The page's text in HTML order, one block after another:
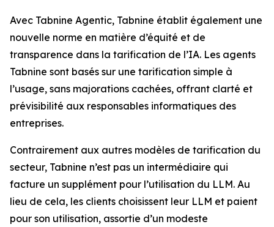
Avec Tabnine Agentic, Tabnine établit également une
nouvelle norme en matière d’équité et de
transparence dans la tarification de l’IA. Les agents
Tabnine sont basés sur une tarification simple à
l’usage, sans majorations cachées, offrant clarté et
prévisibilité aux responsables informatiques des
entreprises.
Contrairement aux autres modèles de tarification du
secteur, Tabnine n’est pas un intermédiaire qui
facture un supplément pour l’utilisation du LLM. Au
lieu de cela, les clients choisissent leur LLM et paient
pour son utilisation, assortie d’un modeste